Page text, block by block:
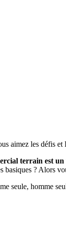
aimez les défis et
terrain est
? Alors
seule, homme